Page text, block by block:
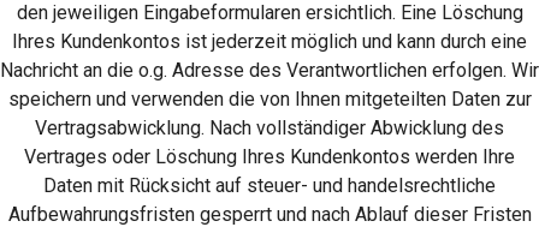
den jeweiligen Eingabeformularen ersichtlich. Eine Löschung
Ihres Kundenkontos ist jederzeit möglich und kann durch eine
Nachricht an die o.g. Adresse des Verantwortlichen erfolgen. Wir
speichern und verwenden die von Ihnen mitgeteilten Daten zur
Vertragsabwicklung. Nach vollständiger Abwicklung des
Vertrages oder Löschung Ihres Kundenkontos werden Ihre
Daten mit Rücksicht auf steuer- und handelsrechtliche
Aufbewahrungsfristen gesperrt und nach Ablauf dieser Fristen